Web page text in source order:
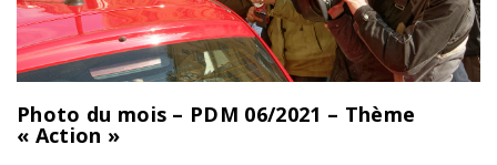
Photo du mois – PDM 06/2021 – Thème
« Action »